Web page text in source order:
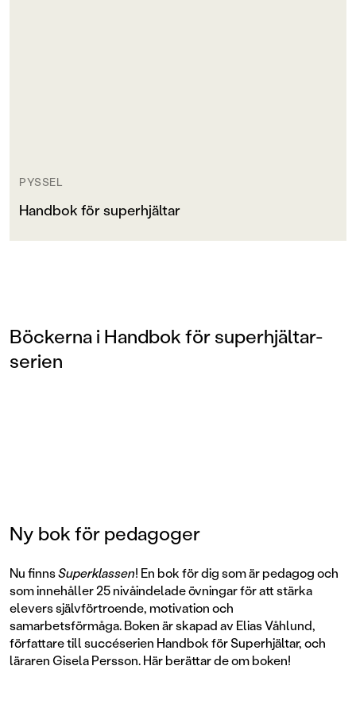
PYSSEL
Handbok för superhjältar
Böckerna i Handbok för superhjältar-
serien
Ny bok för pedagoger
Nu finnsSuperklassen! En bok för dig som är pedagog och
som innehåller 25 nivåindelade övningar för att stärka
elevers självförtroende, motivation och
samarbetsförmåga. Boken är skapad av Elias Våhlund,
författare till succéserien Handbok för Superhjältar, och
läraren Gisela Persson. Här berättar de om boken!